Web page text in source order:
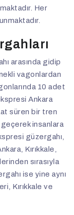
Her
arasında gidip
vagonlardan
10 adet
Ankara
süren bir tren
insanlara
güzergahı,
Kırıkkale,
sırasıyla
ise yine aynı
Kırıkkale ve